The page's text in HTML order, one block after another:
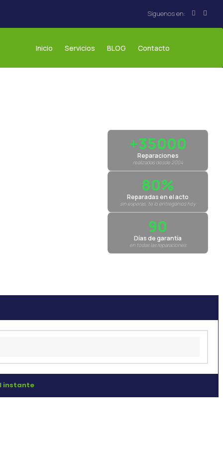
Inicio Servicios BLOG Contacto
+35000
Reparaciones
realizadas desde 2004
80%
Reparadas en el acto
sin esperas, te lo entregamos hoy
90
Días de garantía
en todas las reparaciones
instante